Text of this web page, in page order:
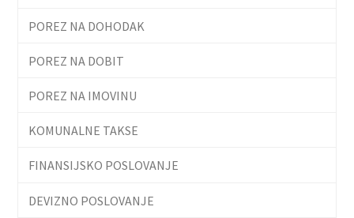
POREZ NA DOHODAK
POREZ NA DOBIT
POREZ NA IMOVINU
KOMUNALNE TAKSE
FINANSIJSKO POSLOVANJE
DEVIZNO POSLOVANJE